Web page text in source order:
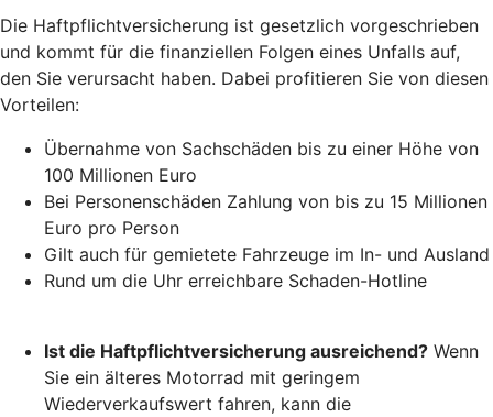
Die Haftpflichtversicherung ist gesetzlich vorgeschrieben
und kommt für die finanziellen Folgen eines Unfalls auf,
den Sie verursacht haben. Dabei profitieren Sie von diesen
Vorteilen:
Übernahme von Sachschäden bis zu einer Höhe von
100 Millionen Euro
Bei Personenschäden Zahlung von bis zu 15 Millionen
Euro pro Person
Gilt auch für gemietete Fahrzeuge im In- und Ausland
Rund um die Uhr erreichbare Schaden-Hotline
Ist die Haftpflichtversicherung ausreichend? Wenn
Sie ein älteres Motorrad mit geringem
Wiederverkaufswert fahren, kann die